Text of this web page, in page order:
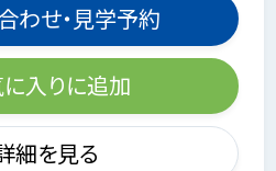
わせ・見学予約
入りに追加
細を見る